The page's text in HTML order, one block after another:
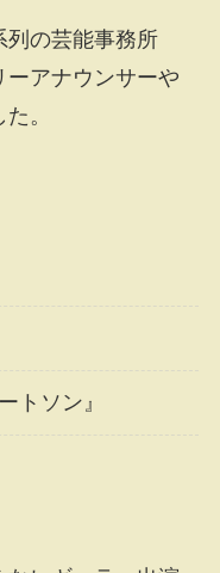
列の芸能事務所
ーアナウンサーや
。
トソン』